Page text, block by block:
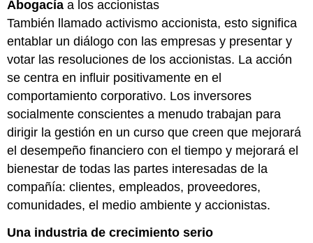
Abogacía a los accionistas
También llamado activismo accionista, esto significa
entablar un diálogo con las empresas y presentar y
votar las resoluciones de los accionistas. La acción
se centra en influir positivamente en el
comportamiento corporativo. Los inversores
socialmente conscientes a menudo trabajan para
dirigir la gestión en un curso que creen que mejorará
el desempeño financiero con el tiempo y mejorará el
bienestar de todas las partes interesadas de la
compañía: clientes, empleados, proveedores,
comunidades, el medio ambiente y accionistas.
Una industria de crecimiento serio